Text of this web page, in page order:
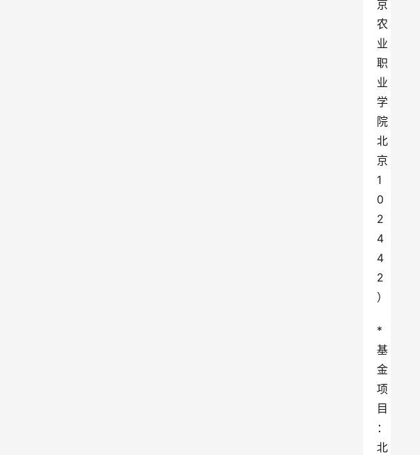
京
农
业
职
业
学
院
北
京
1
0
2
4
4
2
）
*
基
金
项
目
：
北